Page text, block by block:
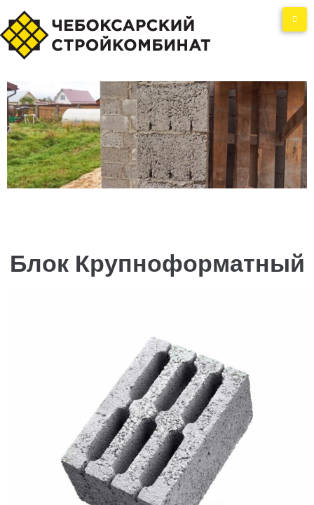
Блок Крупноформатный